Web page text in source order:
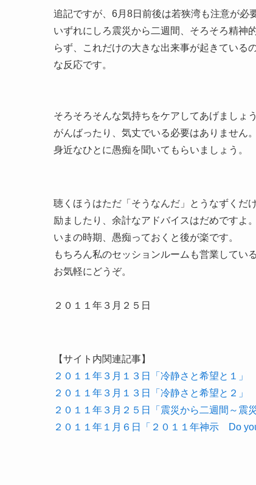
追記ですが、6月8日前後は若狭湾も注意が必
いずれにしろ震災から二週間、そろそろ精神
らず、これだけの大きな出来事が起きている
な反応です。
そろそろそんな気持ちをケアしてあげましょう
がんばったり、気丈でいる必要はありません。
身近なひとに愚痴を聞いてもらいましょう。
聴くほうはただ「そうなんだ」とうなずくだ
励ましたり、余計なアドバイスはだめですよ。
いまの時期、愚痴っておくと後が楽です。
もちろん私のセッションルームも営業してい
お気軽にどうぞ。
２０１１年３月２５日
【サイト内関連記事】
２０１１年３月１３日「冷静さと希望と１」
２０１１年３月１３日「冷静さと希望と２」
２０１１年３月２５日「震災から二週間～震
２０１１年１月６日「２０１１年神示 Do